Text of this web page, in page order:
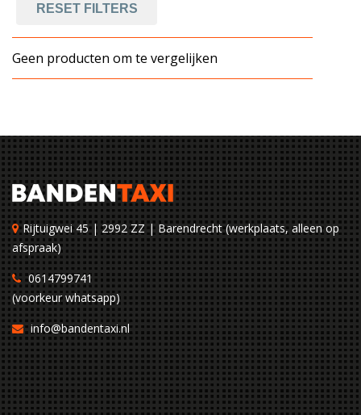
RESET FILTERS
Geen producten om te vergelijken
Rijtuigwei 45 | 2992 ZZ | Barendrecht (werkplaats, alleen op
afspraak)
0614799741
(voorkeur whatsapp)
info@bandentaxi.nl